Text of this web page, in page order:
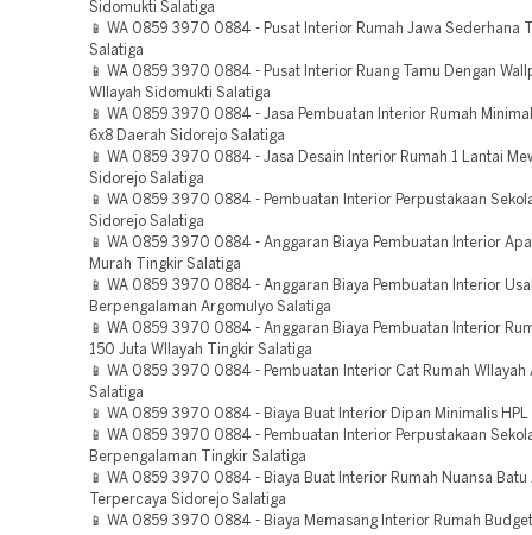
Sidomukti Salatiga
📱 WA 0859 3970 0884 - Pusat Interior Rumah Jawa Sederhana
Salatiga
📱 WA 0859 3970 0884 - Pusat Interior Ruang Tamu Dengan
WIlayah Sidomukti Salatiga
📱 WA 0859 3970 0884 - Jasa Pembuatan Interior Rumah
6x8 Daerah Sidorejo Salatiga
📱 WA 0859 3970 0884 - Jasa Desain Interior Rumah 1 Lantai
Sidorejo Salatiga
📱 WA 0859 3970 0884 - Pembuatan Interior Perpustakaan
Sidorejo Salatiga
📱 WA 0859 3970 0884 - Anggaran Biaya Pembuatan Interior
Murah Tingkir Salatiga
📱 WA 0859 3970 0884 - Anggaran Biaya Pembuatan Interior
Berpengalaman Argomulyo Salatiga
📱 WA 0859 3970 0884 - Anggaran Biaya Pembuatan Interior
150 Juta WIlayah Tingkir Salatiga
📱 WA 0859 3970 0884 - Pembuatan Interior Cat Rumah WIlayah
Salatiga
📱 WA 0859 3970 0884 - Biaya Buat Interior Dipan Minimalis HPL
📱 WA 0859 3970 0884 - Pembuatan Interior Perpustakaan
Berpengalaman Tingkir Salatiga
📱 WA 0859 3970 0884 - Biaya Buat Interior Rumah Nuansa Batu
Terpercaya Sidorejo Salatiga
📱 WA 0859 3970 0884 - Biaya Memasang Interior Rumah